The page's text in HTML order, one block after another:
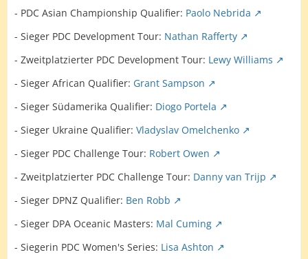
- PDC Asian Championship Qualifier: Paolo Nebrida
- Sieger PDC Development Tour: Nathan Rafferty
- Zweitplatzierter PDC Development Tour: Lewy Williams
- Sieger African Qualifier: Grant Sampson
- Sieger Südamerika Qualifier: Diogo Portela
- Sieger Ukraine Qualifier: Vladyslav Omelchenko
- Sieger PDC Challenge Tour: Robert Owen
- Zweitplatzierter PDC Challenge Tour: Danny van Trijp
- Sieger DPNZ Qualifier: Ben Robb
- Sieger DPA Oceanic Masters: Mal Cuming
- Siegerin PDC Women's Series: Lisa Ashton